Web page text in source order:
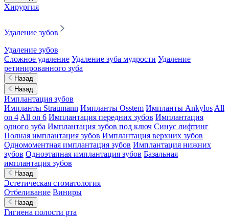
Хирургия
Удаление зубов
Удаление зубов
Сложное удаление Удаление зуба мудрости Удаление
ретинированного зуба
Назад
Назад
Имплантация зубов
Импланты Straumann Импланты Osstem Импланты Ankylos All
on 4 All on 6 Имплантация передних зубов Имплантация
одного зуба Имплантация зубов под ключ Синус лифтинг
Полная имплантация зубов Имплантация верхних зубов
Одномоментная имплантация зубов Имплантация нижних
зубов Одноэтапная имплантация зубов Базальная
имплантация зубов
Назад
Эстетическая стоматология
Отбеливание Виниры
Назад
Гигиена полости рта